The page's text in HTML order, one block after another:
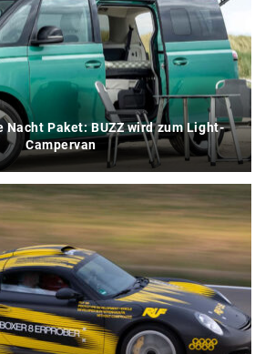
Nacht Paket: BUZZ wird zum Light-
Campervan